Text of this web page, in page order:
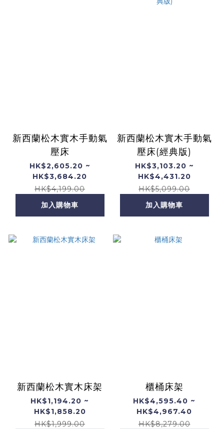
新西蘭松木實木手動氣
壓床
HK$2,605.20 ~
HK$3,684.20
HK$4,199.00
加入購物車
新西蘭松木實木手動氣
壓床(經典版)
HK$3,103.20 ~
HK$4,431.20
HK$5,099.00
加入購物車
新西蘭松木實木床架
HK$1,194.20 ~
HK$1,858.20
HK$1,999.00
櫃桶床架
HK$4,595.40 ~
HK$4,967.40
HK$8,279.00